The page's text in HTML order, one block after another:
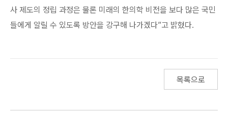
사 제도의 정립 과정은 물론 미래의 한의학 비전을 보다 많은 국민
들에게 알릴 수 있도록 방안을 강구해 나가겠다”고 밝혔다.
목록으로